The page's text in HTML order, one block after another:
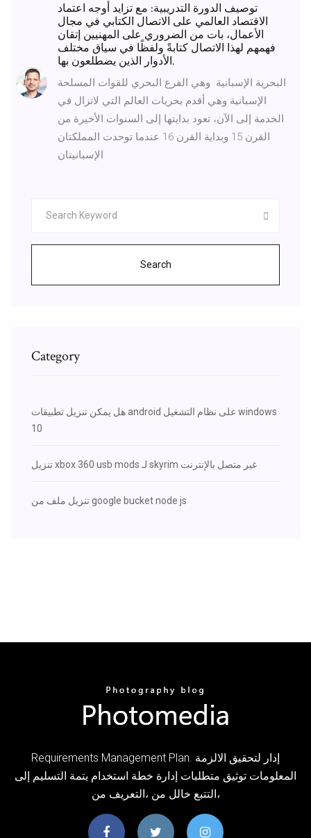
توصيف الدورة التدريبية: مع تزايد أوجه اعتماد
الاقتصاد العالمي على الاتصال الكتابي في مجال
الأعمال، بات من الضروري على المهنيين إتقان
فهمهم لهذا الاتصال كتابةً ولفظًا في سياق مختلف
الأدوار الذين يضطلعون بها.
البحرية الإسبانية ‏ وهي الفرع البحري للقوات المسلحة
الإسبانية وهي أقدم بحريات العالم التي لاتزال في
الخدمة إلى الآن، تعود بدايتها إلى السنوات الأخيرة من
القرن 15 وبداية القرن 16 عندما توحدت المملكتان
الإسبانيتان
Search
Category
هل يمكن تنزيل تطبيقات android على نظام التشغيل windows
10
تنزيل xbox 360 usb mods لـ skyrim غير متصل بالإنترنت
تنزيل ملف من google bucket node js
Requirements Management Plan. ‫إدار‬ ‫لتحقيق‬ ‫الالزمة‬
‫المعلومات‬ ‫توثيق‬ ‫متطلبات‬ ‫إدارة‬ ‫خطة‬ ‫استخدام‬ ‫يتم‬‫ة‬ ‫التسليم‬ ‫إلى‬
،‫التتبع‬ ‫خالل‬ ‫من‬ ،‫التعريف‬ ‫من